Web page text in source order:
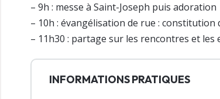
– 9h : messe à Saint-Joseph puis adoration
– 10h : évangélisation de rue :
– 11h30 : partage sur les rencontres et
INFORMATIONS PRATIQUES